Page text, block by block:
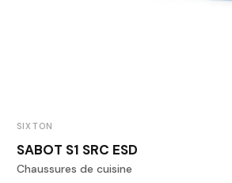
SIXTON
SABOT S1 SRC ESD
Chaussures de cuisine